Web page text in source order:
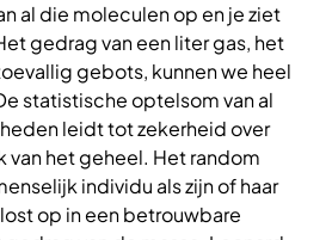
al die moleculen op en je ziet
gedrag van een liter gas, het
gebots, kunnen we heel
statistische optelsom van al
leidt tot zekerheid over
van het geheel. Het random
individu als zijn of haar
op in een betrouwbare